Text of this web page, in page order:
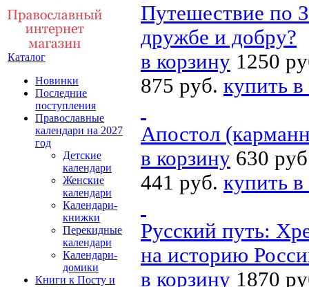
Каталог
Новинки
Последние
поступления
Православные
календари на 2027
год
Детские
календари
Женские
календари
Календари-
книжки
Перекидные
календари
Календари-
домики
Книги к Посту и
Путешествие по
дружбе и добру?
в корзину 1250
875 руб. купить
Апостол
в корзину 630
441 руб. купить
Русский путь:
на историю
в корзину 1870